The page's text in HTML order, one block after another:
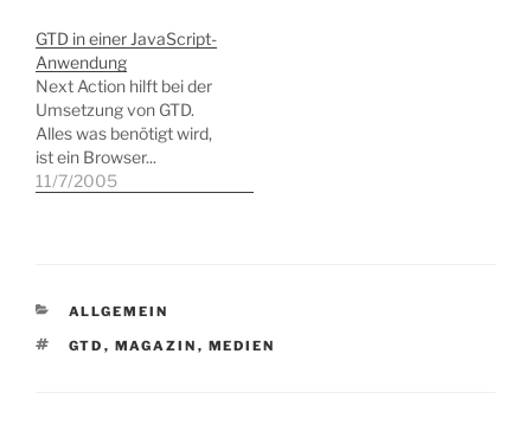
GTD in einer JavaScript-
Anwendung
Next Action hilft bei der
Umsetzung von GTD.
Alles was benötigt wird,
ist ein Browser...
11/7/2005
KATEGORIEN
ALLGEMEIN
SCHLAGWÖRTER
GTD , MAGAZIN , MEDIEN